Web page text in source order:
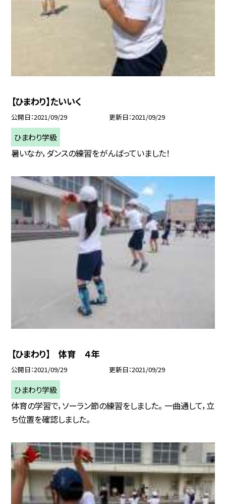
【ひまわり】たいいく
公開日 2021/09/29 更新日 2021/09/29
ひまわり学級
暑いなか，ダンスの練習をがんばっていました！
【ひまわり】 体育 ４年
公開日 2021/09/29 更新日 2021/09/29
ひまわり学級
体育の学習で，ソーラン節の練習をしました。 一曲通して，立
ち位置を確認しました。